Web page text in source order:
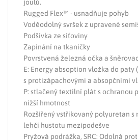
joulů.
Rugged Flex™ - usnadňuje pohyb
Voděodolný svršek z upravené
Podšívka ze síťoviny
Zapínání na tkaničky
Povrstvená železná očka a
E: Energy absoption vložka do
s protizápachovými a absopčními
P: stlačený textilní plát s ochranou
nižší hmotnost
Rozšířený vstřikovaný polyuretan
lehčí hustotu mezipodešve
Pryžová podrážka, SRC: Odolná